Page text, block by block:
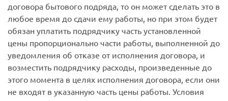
договора бытового подряда, то он можетсделать это в
любое время до сдачи ему работы, но при этом будет
обязан уплатить подрядчику часть установленной
цены пропорционально части работы, выполненной до
уведомления об отказе от исполнения договора, и
возместить подрядчику расходы, произведенные до
этого момента в целях исполнения договора, если они
не входят в указанную часть цены работы. Условия